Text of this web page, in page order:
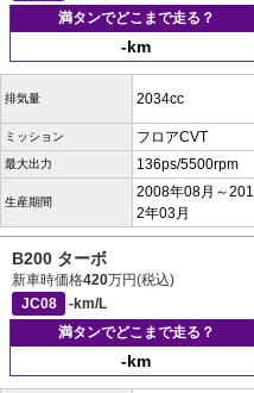
満タンでどこまで走る？
-km
排気量 2034cc
ミッション フロアCVT
最大出力 136ps/5500rpm
生産期間
2008年08月～201
2年03月
B200 ターボ
新車時価格420万円(税込)
JC08
-km/L
満タンでどこまで走る？
-km